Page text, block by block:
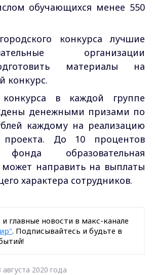
обучающихся менее 550
конкурса лучшие
организации
материалы на
конкурс.
конкурса в каждой группе
денежными призами по
каждому на реализацию
проекта. До 10 процентов
фонда образовательная
может направить на выплаты
характера сотрудников.
главные новости в макс-канале
. Подписывайтесь и будьте в
2020 года